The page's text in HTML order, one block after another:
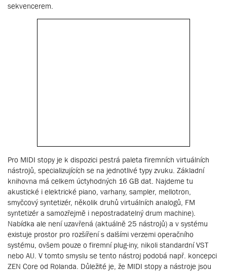
sekvencerem.
Pro MIDI stopy je k dispozici pestrá paleta firemních virtuálních
nástrojů, specializujících se na jednotlivé typy zvuku. Základní
knihovna má celkem úctyhodných 16 GB dat. Najdeme tu
akustické i elektrické piano, varhany, sampler, mellotron,
smyčcový syntetizér, několik druhů virtuálních analogů, FM
syntetizér a samozřejmě i nepostradatelný drum machine).
Nabídka ale není uzavřená (aktuálně 25 nástrojů) a v systému
existuje prostor pro rozšíření s dalšími verzemi operačního
systému, ovšem pouze o firemní plug-iny, nikoli standardní VST
nebo AU. V tomto smyslu se tento nástroj podobá např. koncepci
ZEN Core od Rolanda. Důležité je, že MIDI stopy a nástroje jsou